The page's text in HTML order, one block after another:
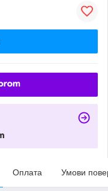
Оплата Умови